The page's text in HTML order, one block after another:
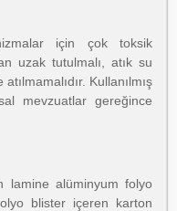
için çok toksik
uzak tutulmalı, atık su
Kullanılmış
mevzuatlar gereğince
lamine alüminyum folyo
blister içeren karton